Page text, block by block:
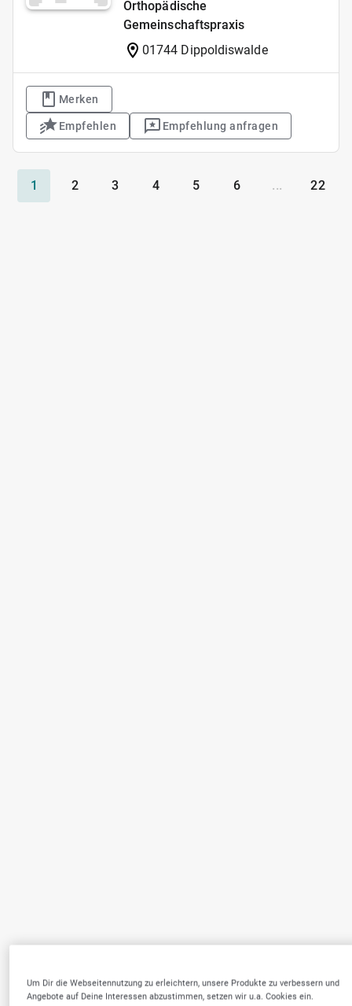
Orthopädische
Gemeinschaftspraxis
01744 Dippoldiswalde
Merken
Empfehlen Empfehlung anfragen
1 2 3 4 5 6 ... 22
Um Dir die Webseitennutzung zu erleichtern, unsere Produkte zu verbessern und
Angebote auf Deine Interessen abzustimmen, setzen wir u.a. Cookies ein.